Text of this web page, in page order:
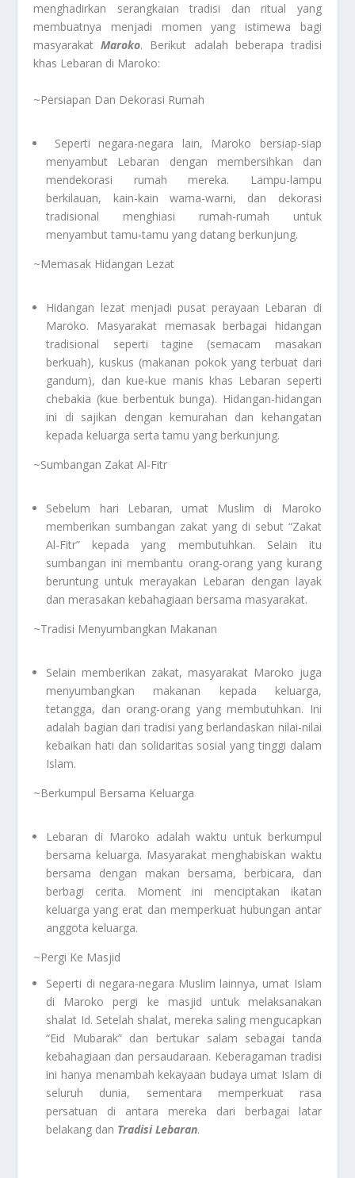
menghadirkan serangkaian tradisi dan ritual yang
membuatnya menjadi momen yang istimewa bagi
masyarakatMaroko. Berikut adalah beberapa tradisi
khas Lebaran di Maroko:
~Persiapan Dan Dekorasi Rumah
Seperti negara-negara lain, Maroko bersiap-siap
menyambut Lebaran dengan membersihkan dan
mendekorasi rumah mereka. Lampu-lampu
berkilauan, kain-kain warna-warni, dan dekorasi
tradisional menghiasi rumah-rumah untuk
menyambut tamu-tamu yang datang berkunjung.
~Memasak Hidangan Lezat
Hidangan lezat menjadi pusat perayaan Lebaran di
Maroko. Masyarakat memasak berbagai hidangan
tradisional seperti tagine (semacam masakan
berkuah), kuskus (makanan pokok yang terbuat dari
gandum), dan kue-kue manis khas Lebaran seperti
chebakia (kue berbentuk bunga). Hidangan-hidangan
ini di sajikan dengan kemurahan dan kehangatan
kepada keluarga serta tamu yang berkunjung.
~Sumbangan Zakat Al-Fitr
Sebelum hari Lebaran, umat Muslim di Maroko
memberikan sumbangan zakat yang di sebut “Zakat
Al-Fitr” kepada yang membutuhkan. Selain itu
sumbangan ini membantu orang-orang yang kurang
beruntung untuk merayakan Lebaran dengan layak
dan merasakan kebahagiaan bersama masyarakat.
~Tradisi Menyumbangkan Makanan
Selain memberikan zakat, masyarakat Maroko juga
menyumbangkan makanan kepada keluarga,
tetangga, dan orang-orang yang membutuhkan. Ini
adalah bagian dari tradisi yang berlandaskan nilai-nilai
kebaikan hati dan solidaritas sosial yang tinggi dalam
Islam.
~Berkumpul Bersama Keluarga
Lebaran di Maroko adalah waktu untuk berkumpul
bersama keluarga. Masyarakat menghabiskan waktu
bersama dengan makan bersama, berbicara, dan
berbagi cerita. Moment ini menciptakan ikatan
keluarga yang erat dan memperkuat hubungan antar
anggota keluarga.
~Pergi Ke Masjid
Seperti di negara-negara Muslim lainnya, umat Islam
di Maroko pergi ke masjid untuk melaksanakan
shalat Id. Setelah shalat, mereka saling mengucapkan
“Eid Mubarak” dan bertukar salam sebagai tanda
kebahagiaan dan persaudaraan. Keberagaman tradisi
ini hanya menambah kekayaan budaya umat Islam di
seluruh dunia, sementara memperkuat rasa
persatuan di antara mereka dari berbagai latar
belakang dan Tradisi Lebaran.